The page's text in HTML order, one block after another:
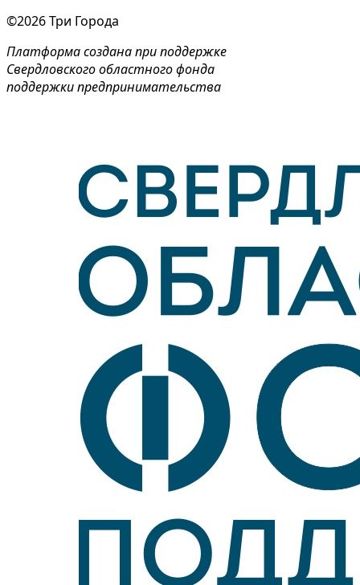
©2026 Три Города
Платформа создана при поддержке
Свердловского областного фонда
поддержки предпринимательства